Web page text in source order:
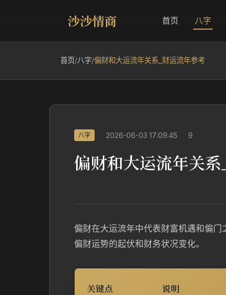
沙沙情商 首页 八字
首页/八字/偏财和大运流年关系_财运流年参考
八字 2026-06-03 17:09:45 9
偏财和大运流年关
偏财在大运流年中代表财富机遇和偏
偏财运势的起伏和财务状况变化。
关键点 说明